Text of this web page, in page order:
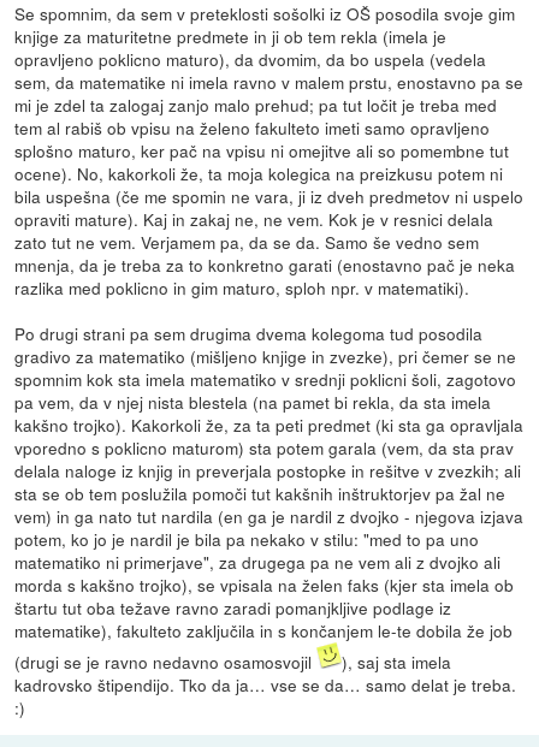
Se spomnim, da sem v preteklosti sošolki iz OŠ posodila svoje gim
knjige za maturitetne predmete in ji ob tem rekla (imela je
opravljeno poklicno maturo), da dvomim, da bo uspela (vedela
sem, da matematike ni imela ravno v malem prstu, enostavno pa se
mi je zdel ta zalogaj zanjo malo prehud; pa tut ločit je treba med
tem al rabiš ob vpisu na želeno fakulteto imeti samo opravljeno
splošno maturo, ker pač na vpisu ni omejitve ali so pomembne tut
ocene). No, kakorkoli že, ta moja kolegica na preizkusu potem ni
bila uspešna (če me spomin ne vara, ji iz dveh predmetov ni uspelo
opraviti mature). Kaj in zakaj ne, ne vem. Kok je v resnici delala
zato tut ne vem. Verjamem pa, da se da. Samo še vedno sem
mnenja, da je treba za to konkretno garati (enostavno pač je neka
razlika med poklicno in gim maturo, sploh npr. v matematiki).
Po drugi strani pa sem drugima dvema kolegoma tud posodila
gradivo za matematiko (mišljeno knjige in zvezke), pri čemer se ne
spomnim kok sta imela matematiko v srednji poklicni šoli, zagotovo
pa vem, da v njej nista blestela (na pamet bi rekla, da sta imela
kakšno trojko). Kakorkoli že, za ta peti predmet (ki sta ga opravljala
vporedno s poklicno maturom) sta potem garala (vem, da sta prav
delala naloge iz knjig in preverjala postopke in rešitve v zvezkih; ali
sta se ob tem poslužila pomoči tut kakšnih inštruktorjev pa žal ne
vem) in ga nato tut nardila (en ga je nardil z dvojko - njegova izjava
potem, ko jo je nardil je bila pa nekako v stilu: "med to pa uno
matematiko ni primerjave", za drugega pa ne vem ali z dvojko ali
morda s kakšno trojko), se vpisala na želen faks (kjer sta imela ob
štartu tut oba težave ravno zaradi pomanjkljive podlage iz
matematike), fakulteto zaključila in s končanjem le-te dobila že job
(drugi se je ravno nedavno osamosvojil
), saj sta imela
kadrovsko štipendijo. Tko da ja… vse se da… samo delat je treba.
:)